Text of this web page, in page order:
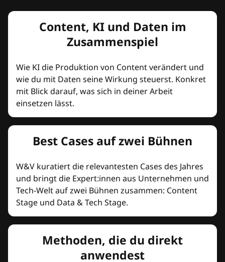
Content, KI und Daten im
Zusammenspiel
Wie KI die Produktion von Content verändert und
wie du mit Daten seine Wirkung steuerst. Konkret
mit Blick darauf, was sich in deiner Arbeit
einsetzen lässt.
Best Cases auf zwei Bühnen
W&V kuratiert die relevantesten Cases des Jahres
und bringt die Expert:innen aus Unternehmen und
Tech-Welt auf zwei Bühnen zusammen: Content
Stage und Data & Tech Stage.
Methoden, die du direkt
anwendest